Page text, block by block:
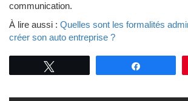
communication.
À lire aussi : Quelles sont les formalités
créer son auto entreprise ?